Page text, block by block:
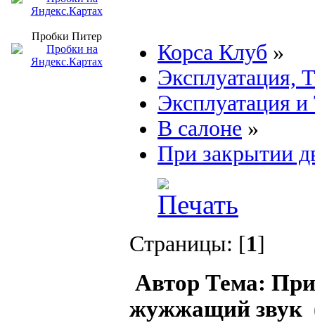
Пробки Питер
Корса Клуб »
Эксплуатация,
Эксплуатация
В салоне »
При закрытии
Страницы: [1]
Автор Тема: При
жужжащий звук